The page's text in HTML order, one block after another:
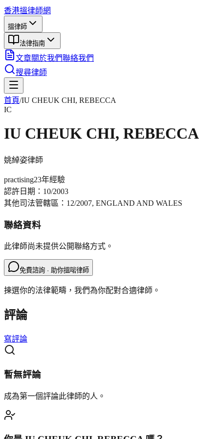
香港搵律師網
搵律師
法律指南
文章關於我們聯絡我們
搜尋律師
首頁/IU CHEUK CHI, REBECCA
IC
IU CHEUK CHI, REBECCA
姚綽姿律師
practising23年經驗
認許日期： 10/2003
其他司法管轄區： 12/2007, ENGLAND AND WALES
聯絡資料
此律師尚未提供公開聯絡方式。
免費諮詢 · 助你搵啱律師
揀選你的法律範疇，我們為你配對合適律師。
評論
寫評論
暫無評論
成為第一個評論此律師的人。